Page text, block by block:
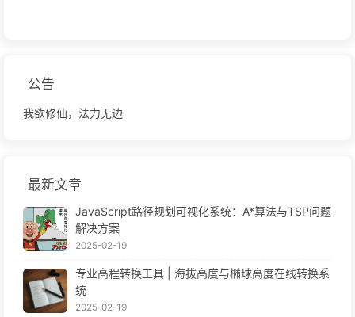
公告
我欲修仙，法力无边
最新文章
JavaScript路径规划可视化系统：A*算法与TSP问题
解决方案
2025-02-19
专业高程转换工具 | 海拔高度与椭球高度在线转换系
统
2025-02-19